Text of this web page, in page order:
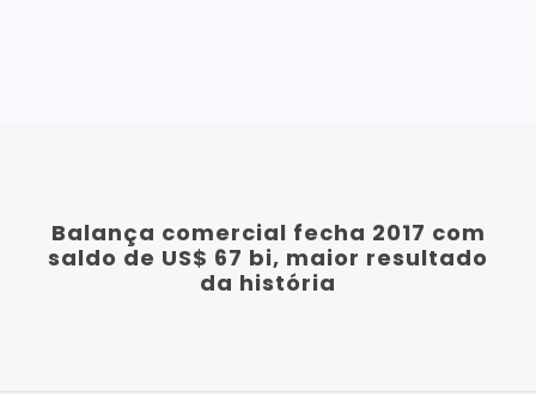
Balança comercial fecha 2017 com
saldo de US$ 67 bi, maior resultado
da história